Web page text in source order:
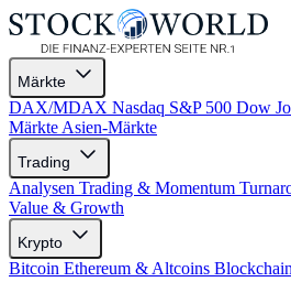
Märkte
DAX/MDAX Nasdaq S&P 500 Dow
Märkte Asien-Märkte
Trading
Analysen Trading & Momentum
Value & Growth
Krypto
Bitcoin Ethereum & Altcoins Blockchain